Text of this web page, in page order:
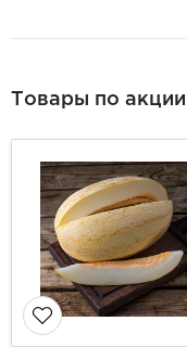
Товары по акции